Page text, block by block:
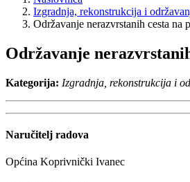
Izgradnja, rekonstrukcija i
Održavanje nerazvrstanih cesta
Održavanje
Kategorija: Izgradnja, rekonstrukcija i
Naručitelj radova
Općina Koprivnički Ivanec